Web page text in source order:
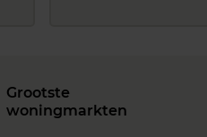
Grootste
woningmarkten